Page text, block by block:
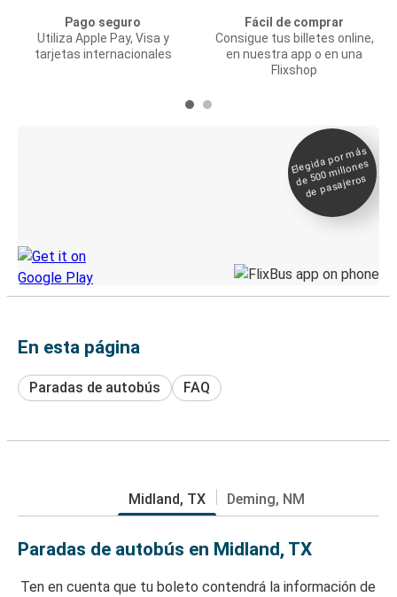
Pago seguro
Utiliza Apple Pay, Visa y
tarjetas internacionales
Fácil de comprar
Consigue tus billetes online,
en nuestra app o en una
Flixshop
Elegida por
más
de 500
millones
de pasajeros
En esta página
Paradas de autobús FAQ
Midland, TX Deming, NM
Paradas de autobús en Midland, TX
Ten en cuenta que tu boleto contendrá la información de